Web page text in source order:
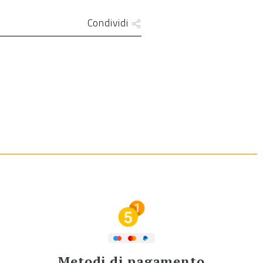
Condividi